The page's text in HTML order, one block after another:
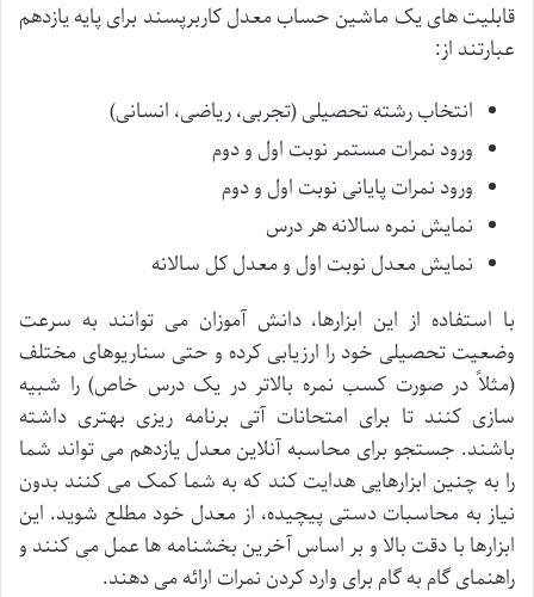
قابلیت های یک ماشین حساب معدل کاربرپسند برای پایه یازدهم
عبارتند از:
انتخاب رشته تحصیلی (تجربی، ریاضی، انسانی)
ورود نمرات مستمر نوبت اول و دوم
ورود نمرات پایانی نوبت اول و دوم
نمایش نمره سالانه هر درس
نمایش معدل نوبت اول و معدل کل سالانه
با استفاده از این ابزارها، دانش آموزان می توانند به سرعت
وضعیت تحصیلی خود را ارزیابی کرده و حتی سناریوهای مختلف
(مثلاً در صورت کسب نمره بالاتر در یک درس خاص) را شبیه
سازی کنند تا برای امتحانات آتی برنامه ریزی بهتری داشته
باشند. جستجو برای محاسبه آنلاین معدل یازدهم می تواند شما
را به چنین ابزارهایی هدایت کند که به شما کمک می کنند بدون
نیاز به محاسبات دستی پیچیده، از معدل خود مطلع شوید. این
ابزارها با دقت بالا و بر اساس آخرین بخشنامه ها عمل می کنند و
راهنمای گام به گام برای وارد کردن نمرات ارائه می دهند.